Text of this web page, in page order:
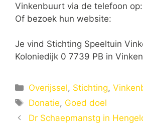
Vinkenbuurt via de telefoon
Of bezoek hun website:
Je vind Stichting Speeltuin
Koloniedijk 0 7739 PB in
Categorieën
Overijssel, Stichting,
Tags
Donatie, Goed doel
Dr Schaepmanstg in